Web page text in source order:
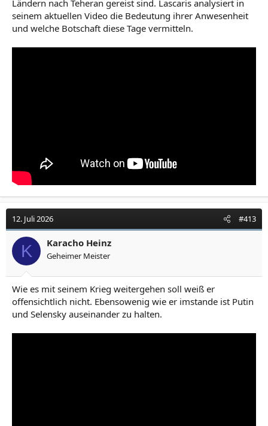
Ländern nach Teheran gereist sind. Lascaris analysiert in
seinem aktuellen Video die Bedeutung ihrer Anwesenheit
und welche Botschaft diese Tage vermitteln.
12. Juli 2026 #413
K Karacho Heinz
Geheimer Meister
Wie es mit seinem Krieg weitergehen soll weiß er
offensichtlich nicht. Ebensowenig wie er imstande ist Putin
und Selensky auseinander zu halten.